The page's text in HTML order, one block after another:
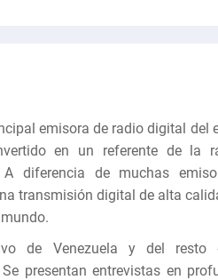
emisora ​​de radio digital del
en un referente de la
diferencia de muchas
transmisión digital de alta
de Venezuela y del resto
presentan entrevistas en